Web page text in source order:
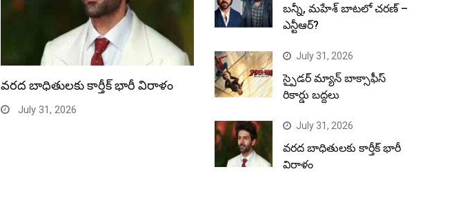
వరద బాధితులకు కార్తీక్ భారీ విరాళం
July 31, 2026
బన్నీ, మహేశ్ బాటలో చరణ్ –
ఎన్టీఆర్?
July 31, 2026
స్పైడర్ మ్యాన్ బాక్సాఫీస్
రికార్డు బద్దలు
July 31, 2026
వరద బాధితులకు కార్తీక్ భారీ
విరాళం